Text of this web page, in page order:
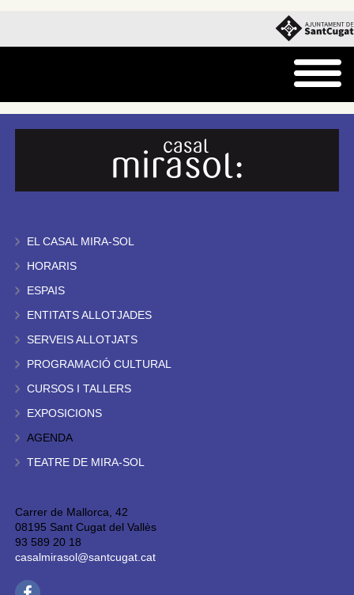
EL CASAL MIRA-SOL
HORARIS
ESPAIS
ENTITATS ALLOTJADES
SERVEIS ALLOTJATS
PROGRAMACIÓ CULTURAL
CURSOS I TALLERS
EXPOSICIONS
AGENDA
TEATRE DE MIRA-SOL
Carrer de Mallorca, 42
08195 Sant Cugat del Vallès
93 589 20 18
casalmirasol@santcugat.cat